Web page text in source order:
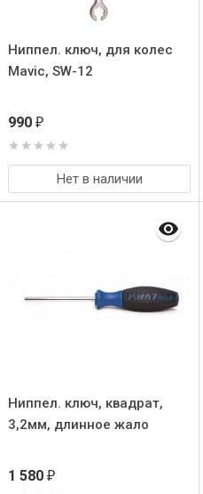
Ниппел. ключ, для колес
Mavic, SW-12
990 ₽
Нет в наличии
Ниппел. ключ, квадрат,
3,2мм, длинное жало
1 580 ₽